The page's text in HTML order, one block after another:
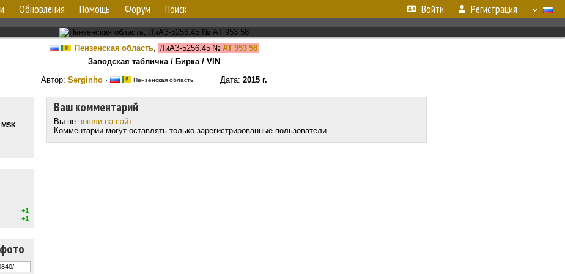
Обновления Помощь Форум Поиск Войти Регистрация
Пензенская область, ЛиАЗ-5256.45№ АТ 953 58
Заводская табличка / Бирка / VIN
Автор: Serginho · Пензенская область Дата: 2015 г.
+1
+1
Ваш комментарий
Вы не вошли на сайт.
Комментарии могут оставлять только зарегистрированные пользователи.